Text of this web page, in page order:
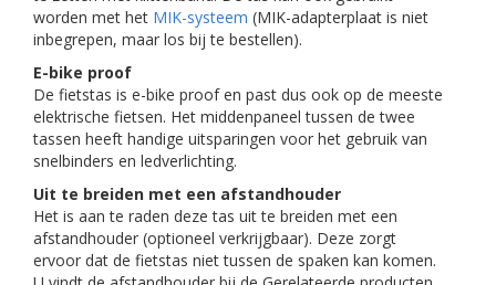
worden met het MIK-systeem (MIK-adapterplaat is niet
inbegrepen, maar los bij te bestellen).
E-bike proof
De fietstas is e-bike proof en past dus ook op de meeste
elektrische fietsen. Het middenpaneel tussen de twee
tassen heeft handige uitsparingen voor het gebruik van
snelbinders en ledverlichting.
Uit te breiden met een afstandhouder
Het is aan te raden deze tas uit te breiden met een
afstandhouder (optioneel verkrijgbaar). Deze zorgt
ervoor dat de fietstas niet tussen de spaken kan komen.